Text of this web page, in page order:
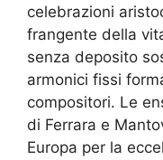
celebrazioni
frangente della
senza deposito
armonici fissi
compositori. Le
di Ferrara e
Europa per la